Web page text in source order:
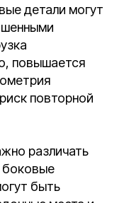
детали могут
повышается
повторной
различать
боковые
быть